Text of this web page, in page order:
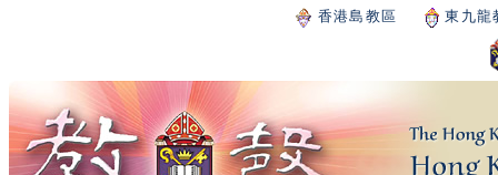
香港島教區 東九龍